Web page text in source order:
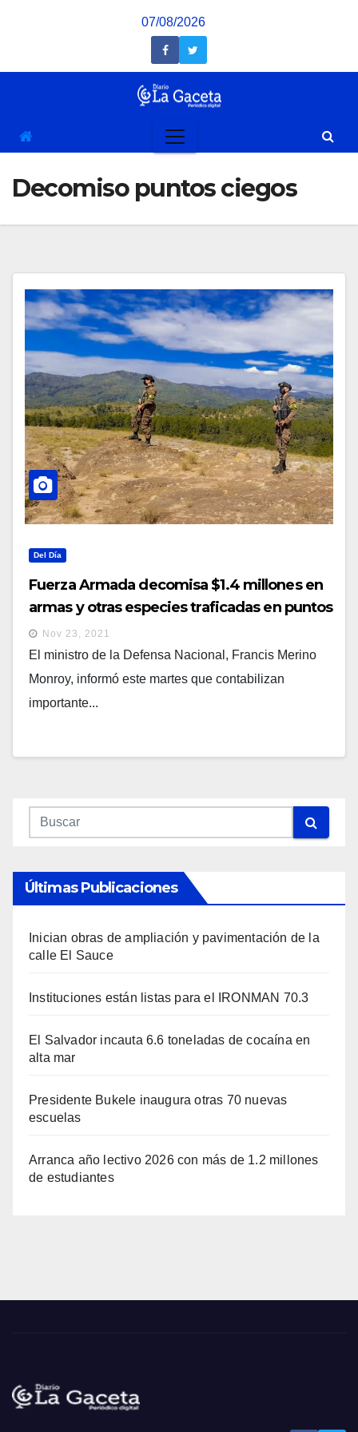
07/08/2026
Decomiso puntos ciegos
Del Día
Fuerza Armada decomisa $1.4 millones en
armas y otras especies traficadas en puntos
ciegos
Nov 23, 2021
El ministro de la Defensa Nacional, Francis Merino
Monroy, informó este martes que contabilizan
importante...
Últimas Publicaciones
Inician obras de ampliación y pavimentación de la
calle El Sauce
Instituciones están listas para el IRONMAN 70.3
El Salvador incauta 6.6 toneladas de cocaína en
alta mar
Presidente Bukele inaugura otras 70 nuevas
escuelas
Arranca año lectivo 2026 con más de 1.2 millones
de estudiantes